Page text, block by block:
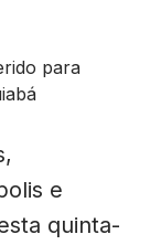
e
quinta-